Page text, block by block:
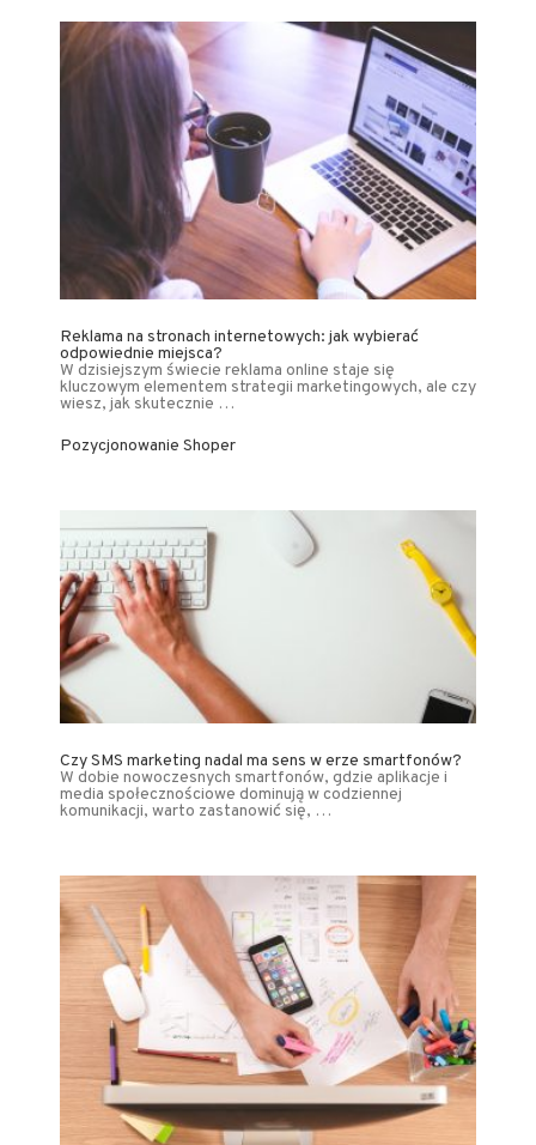
Reklama na stronach internetowych: jak wybierać
odpowiednie miejsca?
W dzisiejszym świecie reklama online staje się
kluczowym elementem strategii marketingowych, ale czy
wiesz, jak skutecznie …
Pozycjonowanie Shoper
Czy SMS marketing nadal ma sens w erze smartfonów?
W dobie nowoczesnych smartfonów, gdzie aplikacje i
media społecznościowe dominują w codziennej
komunikacji, warto zastanowić się, …